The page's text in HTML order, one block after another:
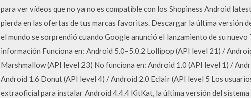
para ver vídeos que no ya no es compatible con los Shopiness Android
pierda en las ofertas de tus marcas favoritas. Descargar la última versión
el mundo se sorprendió cuando Google anunció el lanzamiento de su
información Funciona en: Android 5.0–5.0.2 Lollipop (API level 21) /
Marshmallow (API level 23) No funciona en: Android 1.0 (API level 1) /
Android 1.6 Donut (API level 4) / Android 2.0 Eclair (API level 5 Los
extraoficial para instalar Android 4.4.4 KitKat, la última versión del